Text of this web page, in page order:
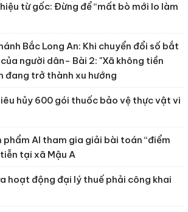
từ gốc: Đừng để “mất bò mới lo làm
Bắc Long An: Khi chuyển đổi số bắt
người dân- Bài 2: "Xã không tiền
đang trở thành xu hướng
hủy 600 gói thuốc bảo vệ thực vật vi
phẩm AI tham gia giải bài toán “điểm
tại xã Mậu A
hoạt động đại lý thuế phải công khai